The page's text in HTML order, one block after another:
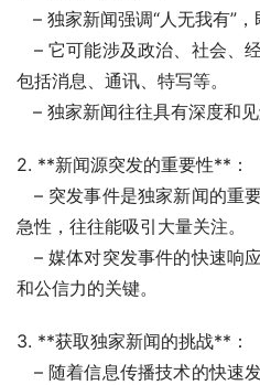
– 独家新闻强调“人无我有”
包括消息、通讯、特写等。
– 独家新闻往往具有深度和
2. **新闻源突发的重要性**：
急性，往往能吸引大量关注。
和公信力的关键。
3. **获取独家新闻的挑战**：